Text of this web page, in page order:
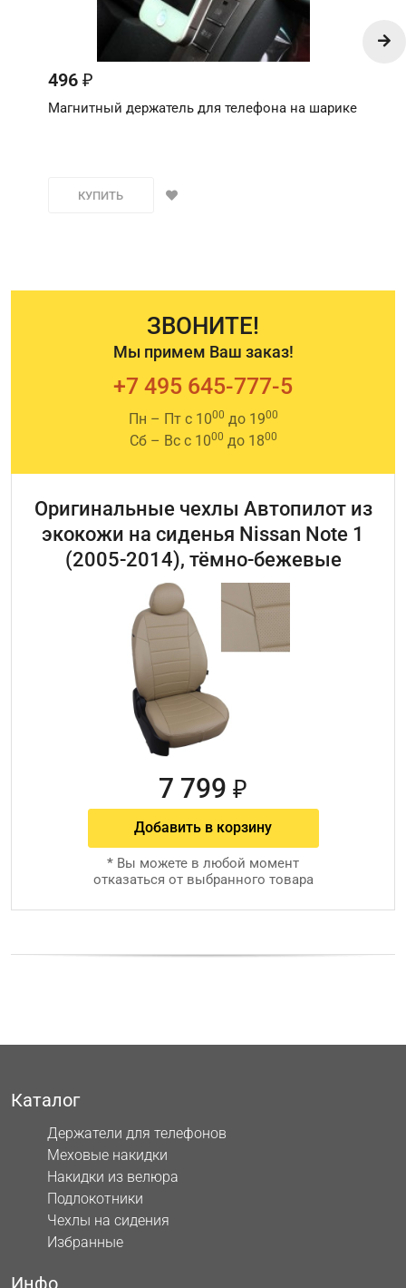
496 ₽
Магнитный держатель для телефона на шарике
КУПИТЬ
ЗВОНИТЕ!
Мы примем Ваш заказ!
+7 495 645-777-5
Пн – Пт с 1000 до 1900
Сб – Вс с 1000 до 1800
Оригинальные чехлы Автопилот из
экокожи на сиденья Nissan Note 1
(2005-2014), тёмно-бежевые
7 799 ₽
Добавить в корзину
* Вы можете в любой момент
отказаться от выбранного товара
Каталог
Держатели для телефонов
Меховые накидки
Накидки из велюра
Подлокотники
Чехлы на сидения
Избранные
Инфо